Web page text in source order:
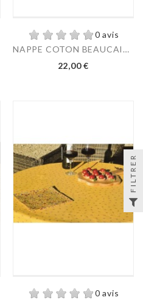
0 avis
NAPPE COTON BEAUCAIRE...
22,00 €
0 avis
FILTRER